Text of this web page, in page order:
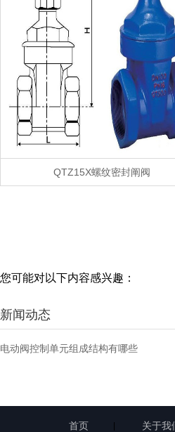
QTZ15X螺纹密封阐阀
您可能对以下内容感兴趣：
新闻动态
电动阀控制单元组成结构有哪些
首页 关于我